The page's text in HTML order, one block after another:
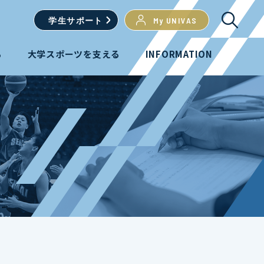
学生サポート My UNIVAS
大学スポーツを支える INFORMATION